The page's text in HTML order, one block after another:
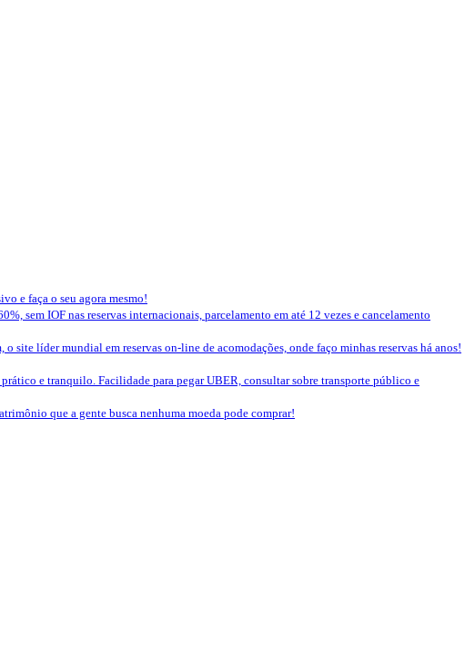
e faça o seu agora mesmo!
sem IOF nas reservas internacionais, parcelamento em até 12 vezes e cancelamento
site líder mundial em reservas on-line de acomodações, onde faço minhas reservas há anos!
e tranquilo. Facilidade para pegar UBER, consultar sobre transporte público e
que a gente busca nenhuma moeda pode comprar!